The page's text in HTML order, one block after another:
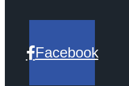
Facebook